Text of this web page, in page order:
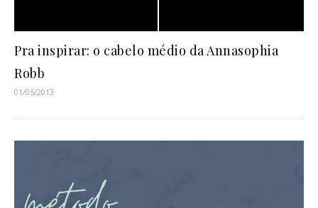
Pra inspirar: o cabelo médio da Annasophia
Robb
01/05/2013